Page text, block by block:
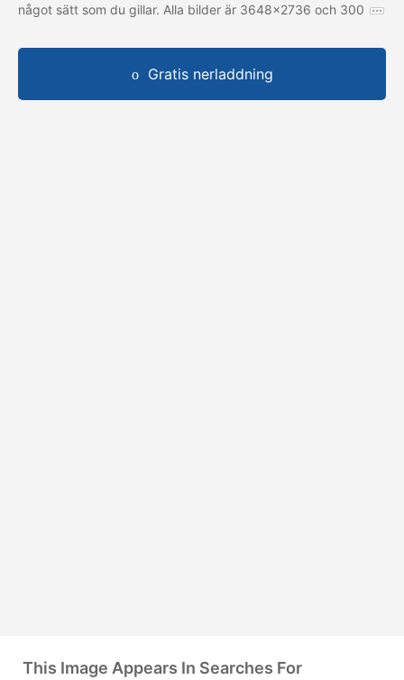
något sätt som du gillar. Alla bilder är 3648x2736 och 300
Gratis nerladdning
This Image Appears In Searches For